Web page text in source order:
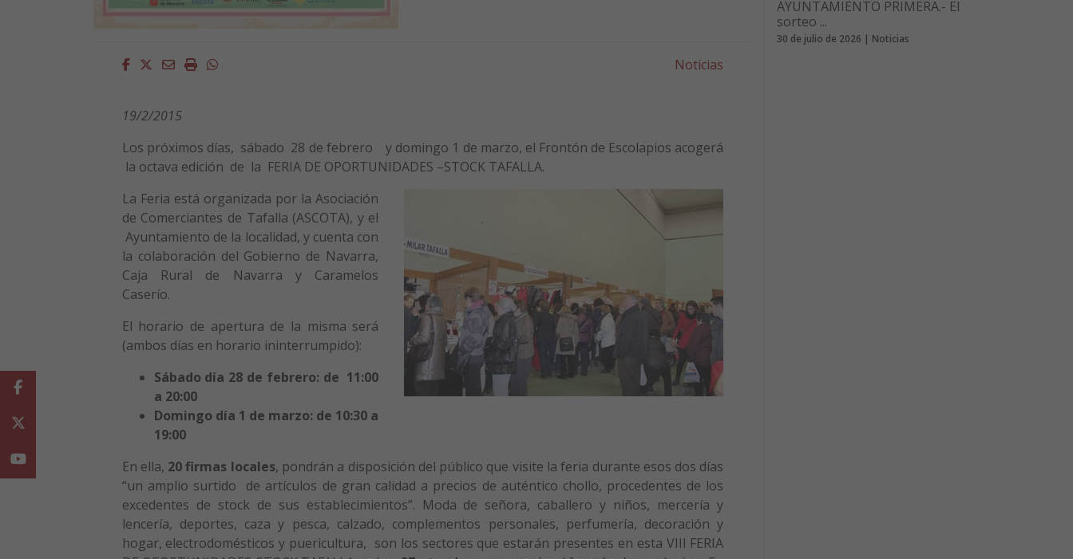
Facebook
Twitter
EmailImprimirWhatsapp Noticias
19/2/2015
Los próximos días, sábado 28 de febrero y domingo 1 de marzo, el Frontón de Escolapios acogerá
la octava edición de la FERIA DE OPORTUNIDADES –STOCK TAFALLA.
La Feria está organizada por la Asociación
de Comerciantes de Tafalla (ASCOTA), y el
Ayuntamiento de la localidad, y cuenta con
la colaboración del Gobierno de Navarra,
Caja Rural de Navarra y Caramelos
Caserío.
El horario de apertura de la misma será
(ambos días en horario ininterrumpido):
Sábado día 28 de febrero: de 11:00
a 20:00
Domingo día 1 de marzo: de 10:30 a
19:00
En ella, 20 firmas locales, pondrán a disposición del público que visite la feria durante esos dos días
“un amplio surtido de artículos de gran calidad a precios de auténtico chollo, procedentes de los
excedentes de stock de sus establecimientos”. Moda de señora, caballero y niños, mercería y
lencería, deportes, caza y pesca, calzado, complementos personales, perfumería, decoración y
hogar, electrodomésticos y puericultura, son los sectores que estarán presentes en esta VIII FERIA
AYUNTAMIENTO PRIMERA.- El
sorteo ...
30 de julio de 2026 | Noticias
Facebook
Youtube